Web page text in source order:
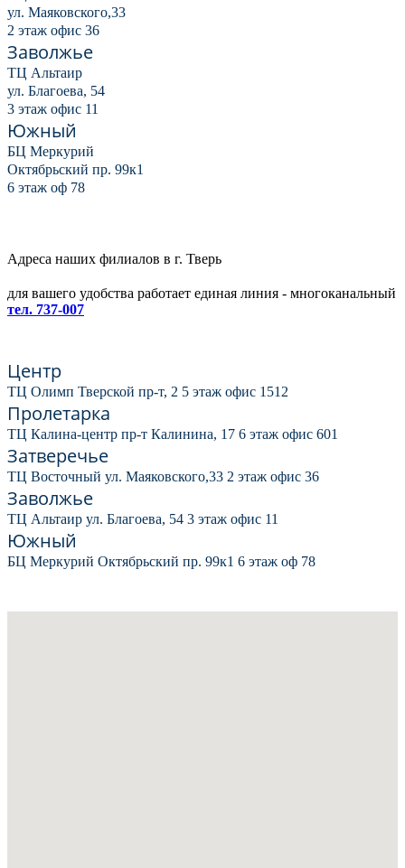
ул. Маяковского,33
2 этаж офис 36
Заволжье
ТЦ Альтаир
ул. Благоева, 54
3 этаж офис 11
Южный
БЦ Меркурий
Октябрьский пр. 99к1
6 этаж оф 78
Адреса наших филиалов в г. Тверь
для вашего удобства работает единая линия - многоканальный
тел. 737-007
Центр
ТЦ Олимп Тверской пр-т, 2 5 этаж офис 1512
Пролетарка
ТЦ Калина-центр пр-т Калинина, 17 6 этаж офис 601
Затверечье
ТЦ Восточный ул. Маяковского,33 2 этаж офис 36
Заволжье
ТЦ Альтаир ул. Благоева, 54 3 этаж офис 11
Южный
БЦ Меркурий Октябрьский пр. 99к1 6 этаж оф 78